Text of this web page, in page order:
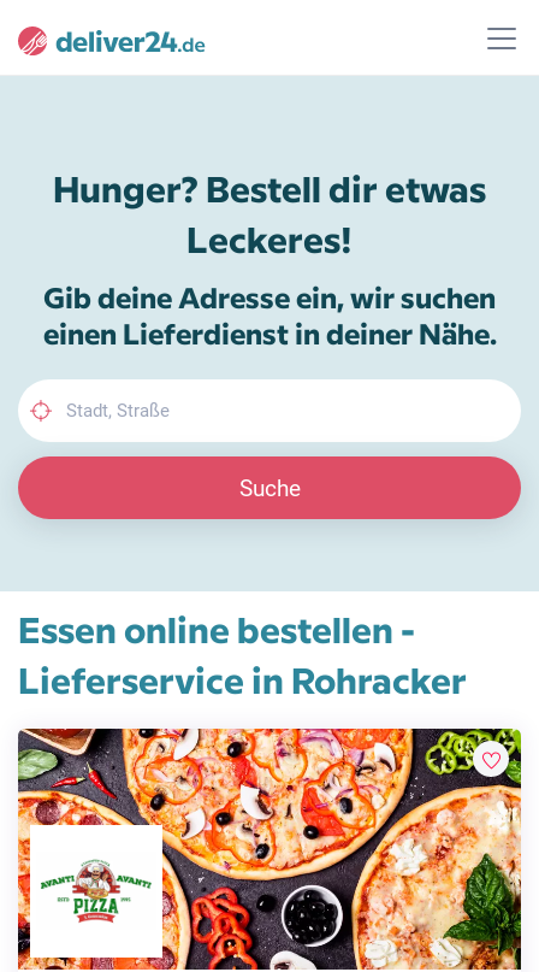
Hunger? Bestell dir etwas
Leckeres!
Gib deine Adresse ein, wir suchen
einen Lieferdienst in deiner Nähe.
Suche
Essen online bestellen -
Lieferservice in Rohracker